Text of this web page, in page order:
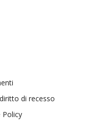
di recesso
Policy